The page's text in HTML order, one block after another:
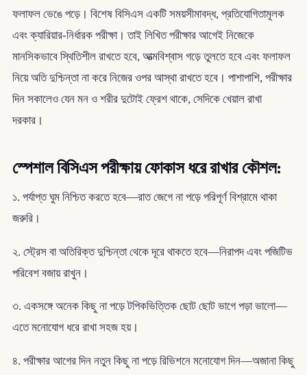
ফলাফল ভেঙে পড়ে। বিশেষ বিসিএস একটি সময়সীমাবদ্ধ, প্রতিযোগিতামূলক
এবং ক্যারিয়ার-নির্ধারক পরীক্ষা। তাই লিখিত পরীক্ষার আগেই নিজেকে
মানসিকভাবে স্থিতিশীল রাখতে হবে, আত্মবিশ্বাস গড়ে তুলতে হবে এবং ফলাফল
নিয়ে অতি দুশ্চিন্তা না করে নিজের ওপর আস্থা রাখতে হবে। পাশাপাশি, পরীক্ষার
দিন সকালেও যেন মন ও শরীর দুটোই ফ্রেশ থাকে, সেদিকে খেয়াল রাখা
দরকার।
স্পেশাল বিসিএস পরীক্ষায় ফোকাস ধরে রাখার কৌশল:
১. পর্যাপ্ত ঘুম নিশ্চিত করতে হবে—রাত জেগে না পড়ে পরিপূর্ণ বিশ্রামে থাকা
জরুরি।
২. স্ট্রেস বা অতিরিক্ত দুশ্চিন্তা থেকে দূরে থাকতে হবে—নিরাপদ এবং পজিটিভ
পরিবেশ বজায় রাখুন।
৩. একসঙ্গে অনেক কিছু না পড়ে টপিকভিত্তিক ছোট ছোট ভাগে পড়া ভালো—
এতে মনোযোগ ধরে রাখা সহজ হয়।
৪. পরীক্ষার আগের দিন নতুন কিছু না পড়ে রিভিশনে মনোযোগ দিন—অজানা কিছু